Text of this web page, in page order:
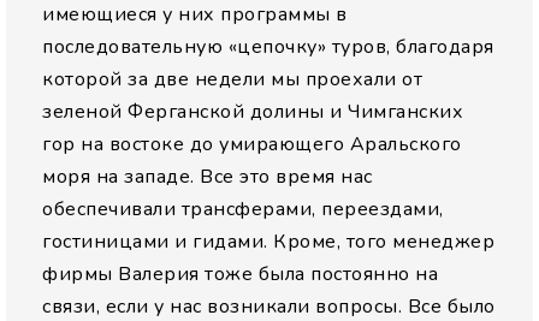
имеющиеся у них программы в
последовательную «цепочку» туров, благодаря
которой за две недели мы проехали от
зеленой Ферганской долины и Чимганских
гор на востоке до умирающего Аральского
моря на западе. Все это время нас
обеспечивали трансферами, переездами,
гостиницами и гидами. Кроме, того менеджер
фирмы Валерия тоже была постоянно на
связи, если у нас возникали вопросы. Все было